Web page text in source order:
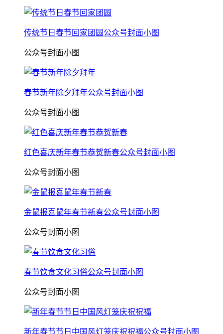
传统节日春节回家团圆公众号封面小图
公众号封面小图
春节新年除夕拜年公众号封面小图
公众号封面小图
红色喜庆新年春节恭贺新春公众号封面小图
公众号封面小图
金鼠报喜鼠年春节新春公众号封面小图
公众号封面小图
春节饮食文化习俗公众号封面小图
公众号封面小图
新年春节节日中国风灯笼庆祝祝福公众号封面小图